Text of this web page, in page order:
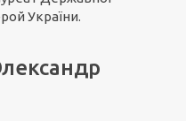
України.